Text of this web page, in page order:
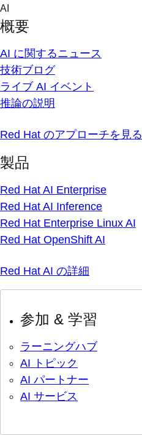
Skip
content
AI
概要
AI に関するニュース
技術ブログ
ライブ AI イベント
推論の説明
Red Hat のアプローチを見る
製品
Red Hat AI Enterprise
Red Hat AI Inference
Red Hat Enterprise Linux AI
Red Hat OpenShift AI
Red Hat AI の詳細
参加 & 学習
ラーニングハブ
AI トピック
AI パートナー
AI サービス